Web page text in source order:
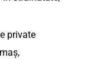
private